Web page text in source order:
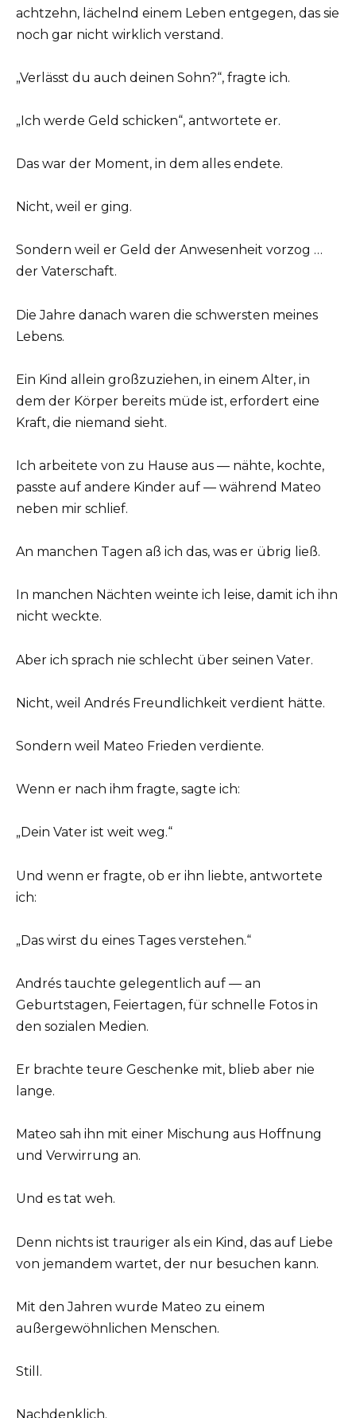
achtzehn, lächelnd einem Leben entgegen, das sie
noch gar nicht wirklich verstand.
„Verlässt du auch deinen Sohn?“, fragte ich.
„Ich werde Geld schicken“, antwortete er.
Das war der Moment, in dem alles endete.
Nicht, weil er ging.
Sondern weil er Geld der Anwesenheit vorzog …
der Vaterschaft.
Die Jahre danach waren die schwersten meines
Lebens.
Ein Kind allein großzuziehen, in einem Alter, in
dem der Körper bereits müde ist, erfordert eine
Kraft, die niemand sieht.
Ich arbeitete von zu Hause aus — nähte, kochte,
passte auf andere Kinder auf — während Mateo
neben mir schlief.
An manchen Tagen aß ich das, was er übrig ließ.
In manchen Nächten weinte ich leise, damit ich ihn
nicht weckte.
Aber ich sprach nie schlecht über seinen Vater.
Nicht, weil Andrés Freundlichkeit verdient hätte.
Sondern weil Mateo Frieden verdiente.
Wenn er nach ihm fragte, sagte ich:
„Dein Vater ist weit weg.“
Und wenn er fragte, ob er ihn liebte, antwortete
ich:
„Das wirst du eines Tages verstehen.“
Andrés tauchte gelegentlich auf — an
Geburtstagen, Feiertagen, für schnelle Fotos in
den sozialen Medien.
Er brachte teure Geschenke mit, blieb aber nie
lange.
Mateo sah ihn mit einer Mischung aus Hoffnung
und Verwirrung an.
Und es tat weh.
Denn nichts ist trauriger als ein Kind, das auf Liebe
von jemandem wartet, der nur besuchen kann.
Mit den Jahren wurde Mateo zu einem
außergewöhnlichen Menschen.
Still.
Nachdenklich.